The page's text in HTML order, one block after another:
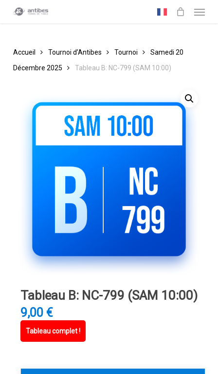
Accueil Tournoi d’Antibes Tournoi
Samedi 20
Décembre 2025
Tableau B: NC-799 (SAM 10:00)
Tableau B: NC-799 (SAM 10:00)
9,00 €
Tableau complet !